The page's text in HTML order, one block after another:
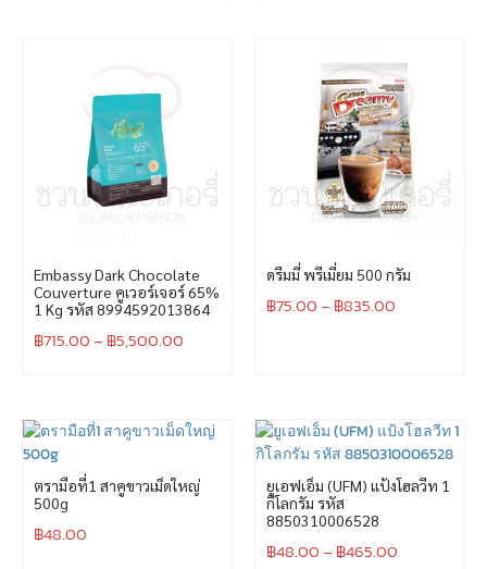
Embassy Dark Chocolate
Couverture คูเวอร์เจอร์ 65%
1 Kg รหัส 8994592013864
฿715.00– ฿5,500.00
ดรีมมี่ พรีเมี่ยม 500 กรัม
฿75.00– ฿835.00
ตรามือที่1 สาคูขาวเม็ดใหญ่
500g
฿48.00
ยูเอฟเอ็ม (UFM) แป้งโฮลวีท 1
กิโลกรัม รหัส
8850310006528
฿48.00– ฿465.00